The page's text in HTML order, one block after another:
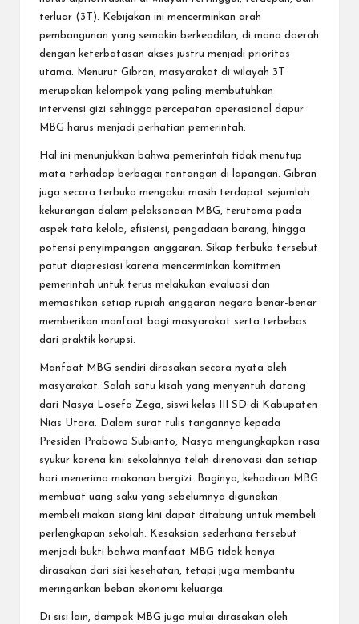
terluar (3T). Kebijakan ini mencerminkan arah
pembangunan yang semakin berkeadilan, di mana daerah
dengan keterbatasan akses justru menjadi prioritas
utama. Menurut Gibran, masyarakat di wilayah 3T
merupakan kelompok yang paling membutuhkan
intervensi gizi sehingga percepatan operasional dapur
MBG harus menjadi perhatian pemerintah.
Hal ini menunjukkan bahwa pemerintah tidak menutup
mata terhadap berbagai tantangan di lapangan. Gibran
juga secara terbuka mengakui masih terdapat sejumlah
kekurangan dalam pelaksanaan MBG, terutama pada
aspek tata kelola, efisiensi, pengadaan barang, hingga
potensi penyimpangan anggaran. Sikap terbuka tersebut
patut diapresiasi karena mencerminkan komitmen
pemerintah untuk terus melakukan evaluasi dan
memastikan setiap rupiah anggaran negara benar-benar
memberikan manfaat bagi masyarakat serta terbebas
dari praktik korupsi.
Manfaat MBG sendiri dirasakan secara nyata oleh
masyarakat. Salah satu kisah yang menyentuh datang
dari Nasya Losefa Zega, siswi kelas III SD di Kabupaten
Nias Utara. Dalam surat tulis tangannya kepada
Presiden Prabowo Subianto, Nasya mengungkapkan rasa
syukur karena kini sekolahnya telah direnovasi dan setiap
hari menerima makanan bergizi. Baginya, kehadiran MBG
membuat uang saku yang sebelumnya digunakan
membeli makan siang kini dapat ditabung untuk membeli
perlengkapan sekolah. Kesaksian sederhana tersebut
menjadi bukti bahwa manfaat MBG tidak hanya
dirasakan dari sisi kesehatan, tetapi juga membantu
meringankan beban ekonomi keluarga.
Di sisi lain, dampak MBG juga mulai dirasakan oleh